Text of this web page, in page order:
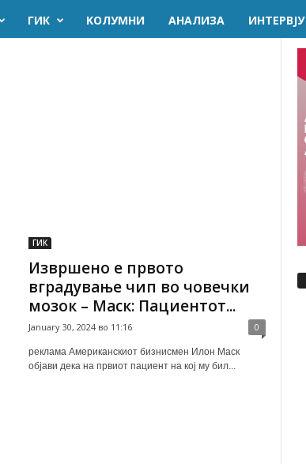
ГИК KОЛУМНИ AНАЛИЗА ИНТЕРВЈУ
ГИК
Извршено е првото
вградување чип во човечки
мозок – Маск: Пациентот...
January 30, 2024 во 11:16 0
реклама Американскиот бизнисмен Илон Маск
објави дека на првиот пациент на кој му бил...